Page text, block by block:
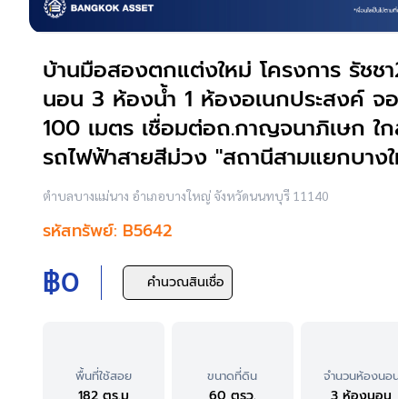
บ้านมือสองตกแต่งใหม่ โครงการ รัช
นอน 3 ห้องน้ำ 1 ห้องอเนกประสงค์
100 เมตร เชื่อมต่อถ.กาญจนาภิเษก ใ
รถไฟฟ้าสายสีม่วง "สถานีสามแยกบาง
ตำบลบางแม่นาง อำเภอบางใหญ่ จังหวัดนนทบุรี 11140
รหัสทรัพย์: B5642
฿0 คำนวณสินเชื่อ
พื้นที่ใช้สอย ขนาดที่ดิน จำนวนห้องนอ